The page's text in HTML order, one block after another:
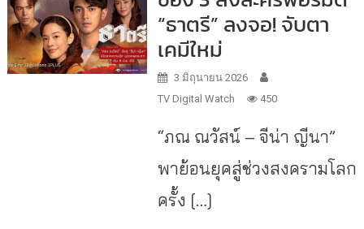
“ธาตรี” ลงจอ! จับตา
เคมีใหม่
3 มิถุนายน 2026
TV Digital Watch
450
“ภณ ณวัสน์ – จีน่า ญีนา”
พาย้อนยุคสู่ช่วงสงครามโลก
ครั้ง […]